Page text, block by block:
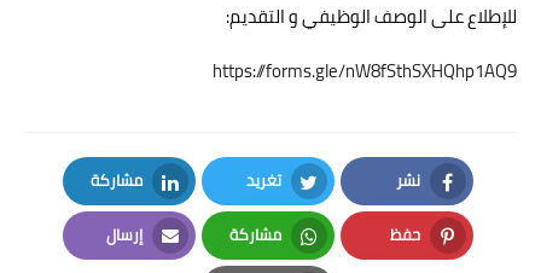
للإطلاع على الوصف الوظيفي و التقديم:
https://forms.gle/nW8fSthSXHQhp1AQ9
نشر
Facebook
تغريد
Twitter
مشاركة
LinkedIn
حفظ
Pinterest
مشاركة
Whatsapp
إرسال
Email